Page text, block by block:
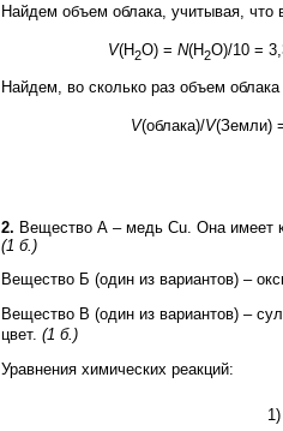
Найдем объем облака, учитывая, что
V(H2O) = N(H2O)/10 =
Найдем, во сколько раз объем
V(облака)/V(Земли)
2. Вещество А – медь Cu. Она имеет
(1 б.)
Вещество Б (один из вариантов) –
Вещество В (один из вариантов) –
цвет. (1 б.)
Уравнения химических реакций: